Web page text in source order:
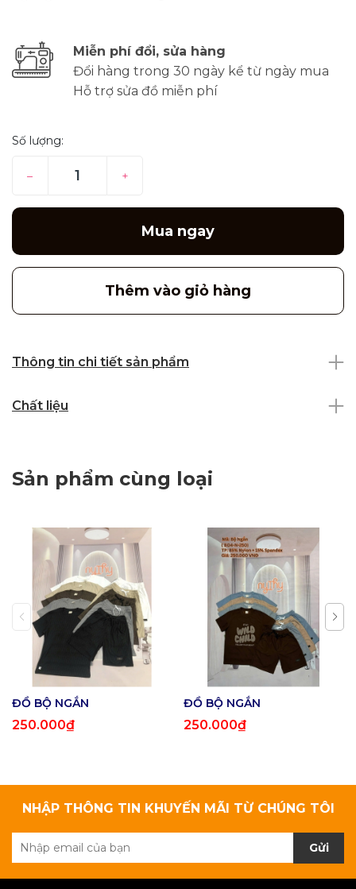
Miễn phí đổi, sửa hàng
Đổi hàng trong 30 ngày kể từ ngày mua
Hỗ trợ sửa đồ miễn phí
Số lượng:
– +
Mua ngay
Thêm vào giỏ hàng
Thông tin chi tiết sản phẩm
Chất liệu
Sản phẩm cùng loại
ĐỒ BỘ NGẮN
250.000₫
ĐỒ BỘ NGẮN
250.000₫
NHẬP THÔNG TIN KHUYẾN MÃI TỪ CHÚNG TÔI
Gửi